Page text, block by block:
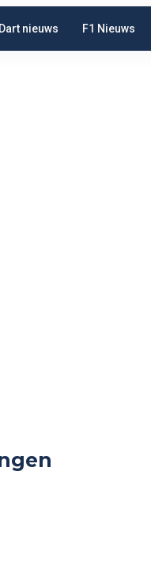
Dart nieuws F1 Nieuws